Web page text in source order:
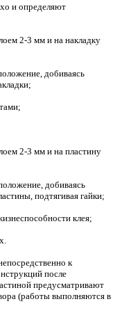
и определяют
2-3 мм и на накладку
добиваясь
2-3 мм и на пластину
добиваясь
подтягивая гайки;
клея;
к
после
предусматривают
(работы выполняются в